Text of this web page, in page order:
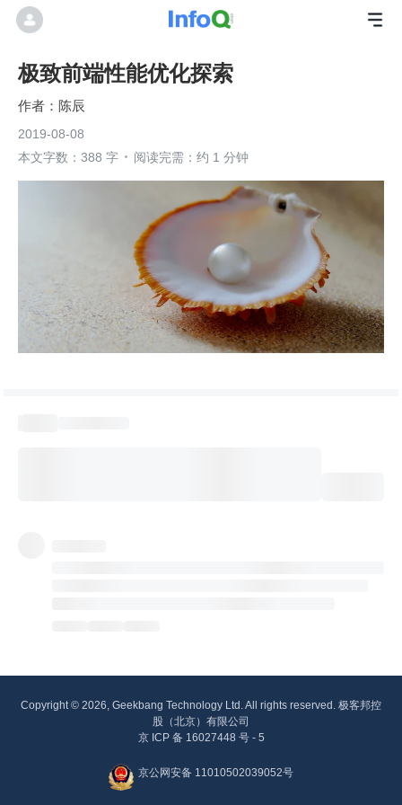
极致前端性能优化探索
陈辰
2019-08-08
本文字数：388 字
阅读完需：约 1 分钟
Copyright © 2026, Geekbang Technology Ltd. All rights reserved. 极客邦控
股（北京）有限公司
京 ICP 备 16027448 号 - 5
京公网安备 11010502039052号